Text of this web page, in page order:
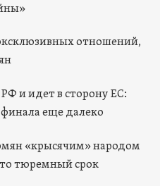
отношений,
и идет в сторону ЕС:
финала еще далеко
«крысячим» народом
тюремный срок